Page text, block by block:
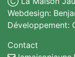
Webdesign:
Développement:
Contact